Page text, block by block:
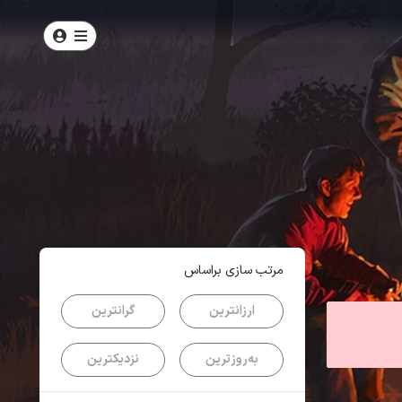
مرتب سازی براساس
ارزانترین گرانترین
به‌روزترین نزدیکترین